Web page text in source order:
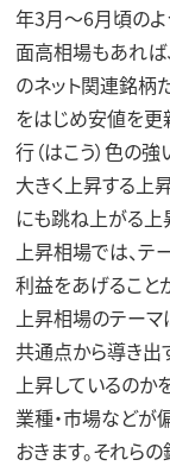
年3月～6月頃のよ
面高相場もあれば
のネット関連銘柄
をはじめ安値を更
行（はこう）色の
大きく上昇する上
にも跳ね上がる上
上昇相場では、テ
利益をあげること
上昇相場のテーマ
共通点から導き出
上昇しているのか
業種・市場などが
おきます。それら